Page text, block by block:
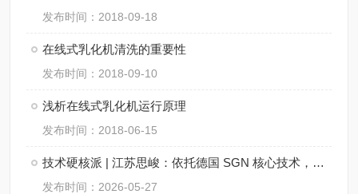
发布时间：2018-09-18
在线式乳化机清洗的重要性
发布时间：2018-09-10
浅析在线式乳化机运行原理
发布时间：2018-06-15
技术硬核派 | 江苏思峻：依托德国 SGN 核心技术，重新定义在线式乳化机行业新标杆！
发布时间：2026-05-27